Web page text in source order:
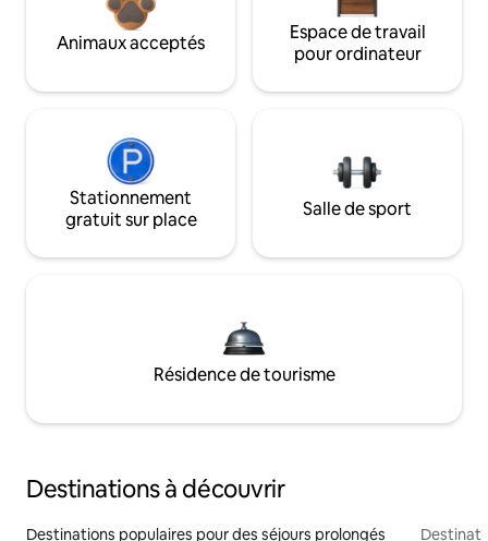
Animaux acceptés
Espace de travail
pour ordinateur
Stationnement
gratuit sur place
Salle de sport
Résidence de tourisme
Destinations à découvrir
Destinations populaires pour des séjours prolongés